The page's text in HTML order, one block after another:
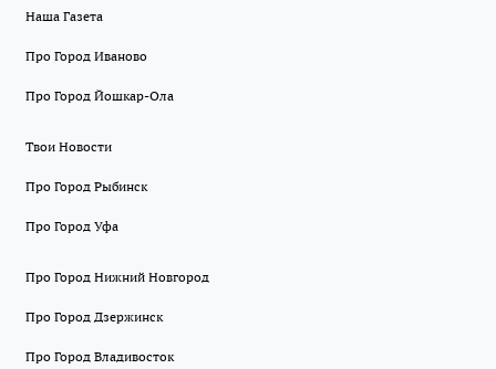
Наша Газета
Про Город Иваново
Про Город Йошкар-Ола
Твои Новости
Про Город Рыбинск
Про Город Уфа
Про Город Нижний Новгород
Про Город Дзержинск
Про Город Владивосток